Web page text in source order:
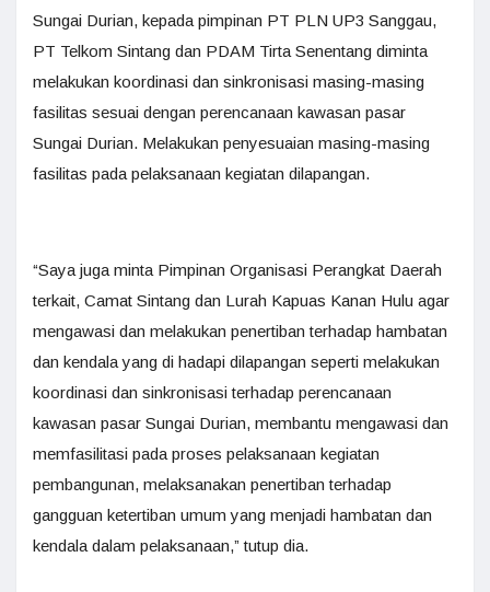
Sungai Durian, kepada pimpinan PT PLN UP3 Sanggau,
PT Telkom Sintang dan PDAM Tirta Senentang diminta
melakukan koordinasi dan sinkronisasi masing-masing
fasilitas sesuai dengan perencanaan kawasan pasar
Sungai Durian. Melakukan penyesuaian masing-masing
fasilitas pada pelaksanaan kegiatan dilapangan.
“Saya juga minta Pimpinan Organisasi Perangkat Daerah
terkait, Camat Sintang dan Lurah Kapuas Kanan Hulu agar
mengawasi dan melakukan penertiban terhadap hambatan
dan kendala yang di hadapi dilapangan seperti melakukan
koordinasi dan sinkronisasi terhadap perencanaan
kawasan pasar Sungai Durian, membantu mengawasi dan
memfasilitasi pada proses pelaksanaan kegiatan
pembangunan, melaksanakan penertiban terhadap
gangguan ketertiban umum yang menjadi hambatan dan
kendala dalam pelaksanaan,” tutup dia.